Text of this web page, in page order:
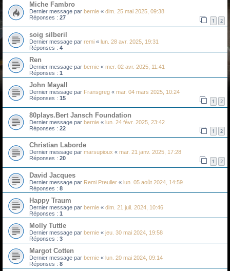
Miche Fambro
Dernier message par bernie « dim. 25 mai 2025, 09:38
Réponses : 27 1 2
soig silberil
Dernier message par remi « lun. 28 avr. 2025, 19:31
Réponses : 4
Ren
Dernier message par bernie « mer. 02 avr. 2025, 11:41
Réponses : 1
John Mayall
Dernier message par Fransgreg « mar. 04 mars 2025, 10:24
Réponses : 15 1 2
80plays.Bert Jansch Foundation
Dernier message par bernie « lun. 24 févr. 2025, 23:42
Réponses : 22 1 2
Christian Laborde
Dernier message par marsupioux « mar. 21 janv. 2025, 17:28
Réponses : 20 1 2
David Jacques
Dernier message par Remi Preuller « lun. 05 août 2024, 14:59
Réponses : 8
Happy Traum
Dernier message par bernie « dim. 21 juil. 2024, 10:46
Réponses : 1
Molly Tuttle
Dernier message par bernie « jeu. 30 mai 2024, 19:58
Réponses : 3
Margot Cotten
Dernier message par bernie « lun. 20 mai 2024, 09:14
Réponses : 8